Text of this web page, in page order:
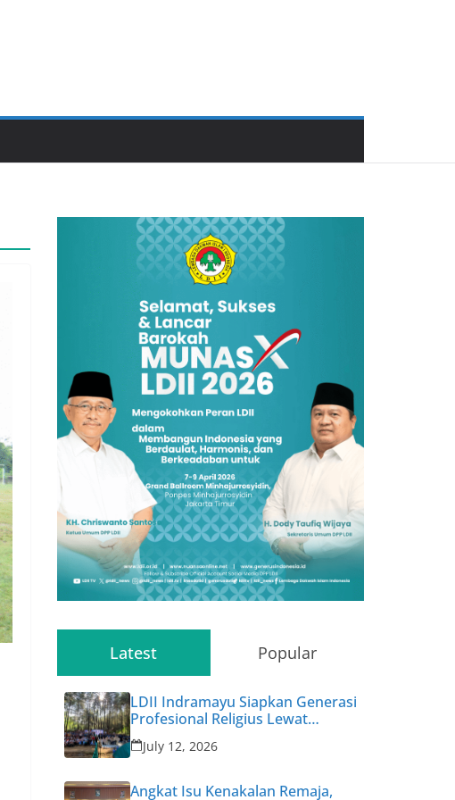
Latest Popular
LDII Indramayu Siapkan Generasi
Profesional Religius Lewat
Permata CAI ke-47
July 12, 2026
Angkat Isu Kenakalan Remaja,